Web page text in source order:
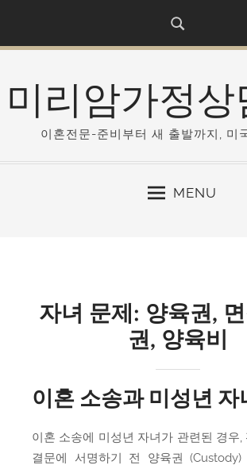
i
미리암가정상
이혼전문-준비부터 새 출발까지, 미
MENU
자녀 문제: 양육권,
권, 양육비
이혼 소송과 미성년 자
이혼 소송에 미성년 자녀가 관련된 경우,
결문에 서명하기 전 양육권